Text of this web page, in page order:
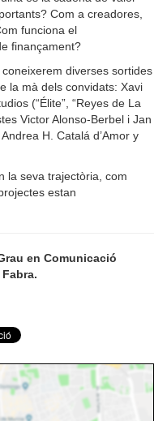
Com a creadores,
funciona el
finançament?
diverses sortides
la mà dels convidats: Xavi
(“Élite”, “Reyes de La
Victor Alonso-Berbel i Jan
H. Catalá d’Amor y
la seva trajectòria, com
estan
en Comunicació